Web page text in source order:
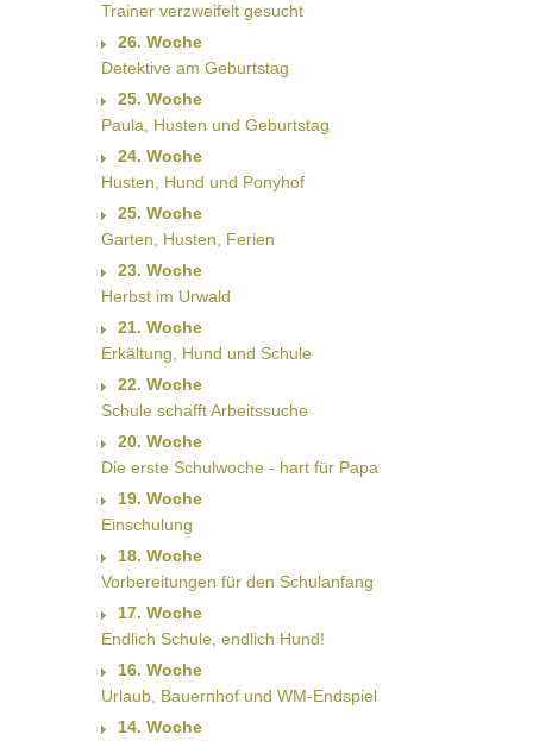
Trainer verzweifelt gesucht
26. Woche
Detektive am Geburtstag
25. Woche
Paula, Husten und Geburtstag
24. Woche
Husten, Hund und Ponyhof
25. Woche
Garten, Husten, Ferien
23. Woche
Herbst im Urwald
21. Woche
Erkältung, Hund und Schule
22. Woche
Schule schafft Arbeitssuche
20. Woche
Die erste Schulwoche - hart für Papa
19. Woche
Einschulung
18. Woche
Vorbereitungen für den Schulanfang
17. Woche
Endlich Schule, endlich Hund!
16. Woche
Urlaub, Bauernhof und WM-Endspiel
14. Woche